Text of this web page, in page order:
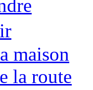
maison
la route